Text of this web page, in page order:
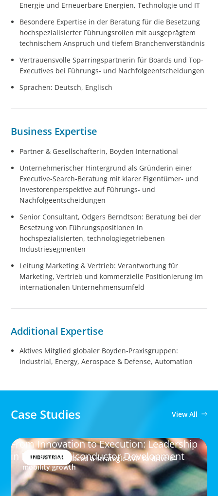
Energie und Erneuerbare Energien, Technologie und IT
Besondere Expertise in der Beratung für die Besetzung
hochspezialisierter Führungsrollen mit ausgeprägtem
technischem Anspruch und tiefem Branchenverständnis
Vertrauensvolle Sparringspartnerin für Boards und Top-
Executives bei Führungs- und Nachfolgeentscheidungen
Sprachen: Deutsch, Englisch
Business Expertise
Partner & Gesellschafterin, Boyden International
Unternehmerischer Hintergrund als Gründerin einer
Executive-Search-Beratung mit klarer Eigentümer- und
Investorenperspektive auf Führungs- und
Nachfolgeentscheidungen
Senior Consultant, Odgers Berndtson: Beratung bei der
Besetzung von Führungspositionen in
hochspezialisierten, technologiegetriebenen
Industriesegmenten
Leitung Marketing & Vertrieb: Verantwortung für
Marketing, Vertrieb und kommerzielle Positionierung im
internationalen Unternehmensumfeld
Additional Expertise
Aktives Mitglied globaler Boyden-Praxisgruppen:
Industrial, Energy, Aerospace & Defense, Automation
Case Studies View All
INDUSTRIAL
From Innovation to Execution: Leadership
in Power Semiconductor Development
How Boyden placed a strategic SVP to drive e-
mobility growth